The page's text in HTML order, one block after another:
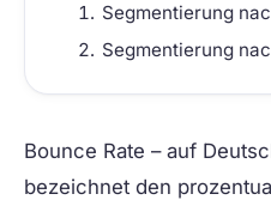
Segmentierung
Segmentierung
Bounce Rate – auf
bezeichnet den